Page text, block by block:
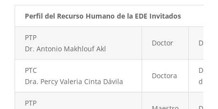
Perfil del Recurso Humano de la EDE Invitados
PTP
Dr. Antonio Makhlouf Akl
Doctor
PTC
Dra. Percy Valeria Cinta Dávila
Doctora
PTP